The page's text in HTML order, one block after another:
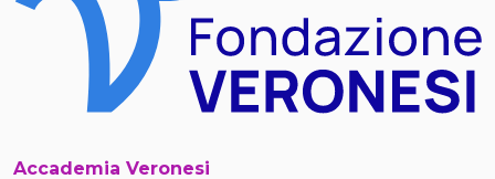
Accademia Veronesi